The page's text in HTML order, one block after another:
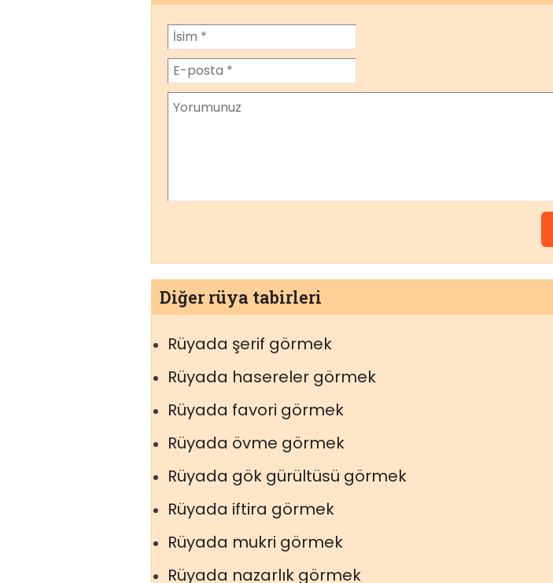
Diğer rüya tabirleri
Rüyada şerif görmek
Rüyada hasereler görmek
Rüyada favori görmek
Rüyada övme görmek
Rüyada gök gürültüsü görmek
Rüyada iftira görmek
Rüyada mukri görmek
Rüyada nazarlık görmek